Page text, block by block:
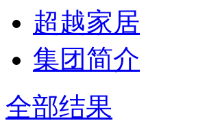
超越家居
集团简介
全部结果